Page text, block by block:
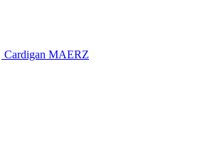
Cardigan MAERZ